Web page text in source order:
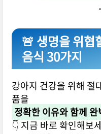
🚨 생명을 위협
음식 30가지
강아지 건강을 위해 절
품을
정확한 이유와 함께 완
👇 지금 바로 확인해보